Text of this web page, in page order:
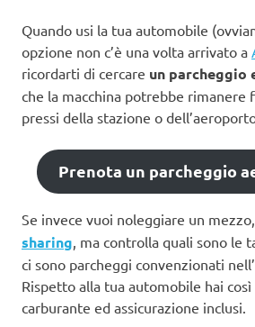
Quando usi la tua automobile
opzione non c’è una volta arrivato a
ricordarti di cercare un parcheggio
che la macchina potrebbe rimanere
pressi della stazione o
Prenota un parcheggio
Se invece vuoi noleggiare un
sharing, ma controlla quali sono le
ci sono parcheggi convenzionati
Rispetto alla tua automobile hai così
carburante ed assicurazione inclusi.